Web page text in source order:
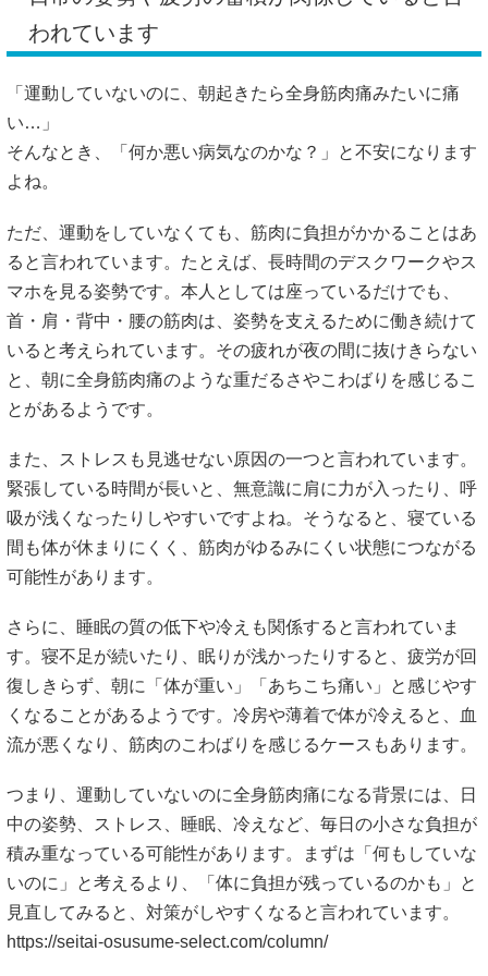
われています
「運動していないのに、朝起きたら全身筋肉痛みたいに痛
い…」
そんなとき、「何か悪い病気なのかな？」と不安になります
よね。
ただ、運動をしていなくても、筋肉に負担がかかることはあ
ると言われています。たとえば、長時間のデスクワークやス
マホを見る姿勢です。本人としては座っているだけでも、
首・肩・背中・腰の筋肉は、姿勢を支えるために働き続けて
いると考えられています。その疲れが夜の間に抜けきらない
と、朝に全身筋肉痛のような重だるさやこわばりを感じるこ
とがあるようです。
また、ストレスも見逃せない原因の一つと言われています。
緊張している時間が長いと、無意識に肩に力が入ったり、呼
吸が浅くなったりしやすいですよね。そうなると、寝ている
間も体が休まりにくく、筋肉がゆるみにくい状態につながる
可能性があります。
さらに、睡眠の質の低下や冷えも関係すると言われていま
す。寝不足が続いたり、眠りが浅かったりすると、疲労が回
復しきらず、朝に「体が重い」「あちこち痛い」と感じやす
くなることがあるようです。冷房や薄着で体が冷えると、血
流が悪くなり、筋肉のこわばりを感じるケースもあります。
つまり、運動していないのに全身筋肉痛になる背景には、日
中の姿勢、ストレス、睡眠、冷えなど、毎日の小さな負担が
積み重なっている可能性があります。まずは「何もしていな
いのに」と考えるより、「体に負担が残っているのかも」と
見直してみると、対策がしやすくなると言われています。
https://seitai-osusume-select.com/column/